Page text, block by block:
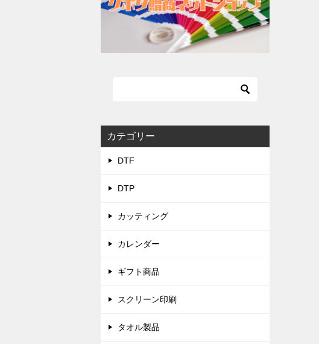
カテゴリー
DTF
DTP
カッティング
カレンダー
ギフト商品
スクリーン印刷
タオル製品